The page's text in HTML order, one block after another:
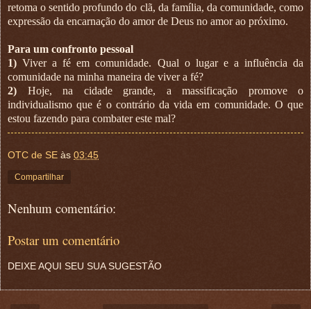
retoma o sentido profundo do clã, da família, da comunidade, como
expressão da encarnação do amor de Deus no amor ao próximo.
Para um confronto pessoal
1) Viver a fé em comunidade. Qual o lugar e a influência da
comunidade na minha maneira de viver a fé?
2) Hoje, na cidade grande, a massificação promove o
individualismo que é o contrário da vida em comunidade. O que
estou fazendo para combater este mal?
OTC de SE às 03:45
Compartilhar
Nenhum comentário:
Postar um comentário
DEIXE AQUI SEU SUA SUGESTÃO